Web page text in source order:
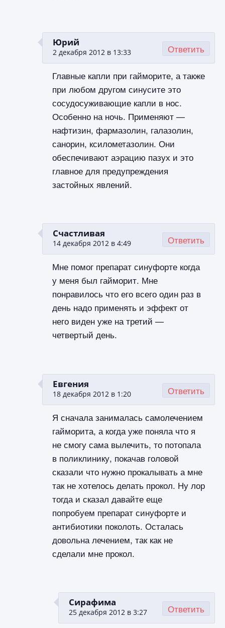
Юрий
2 декабря 2012 в 13:33
Главные капли при гайморите, а также
при любом другом синусите это
сосудосуживающие капли в нос.
Особенно на ночь. Применяют —
нафтизин, фармазолин, галазолин,
санорин, ксилометазолин. Они
обеспечивают аэрацию пазух и это
главное для предупреждения
застойных явлений.
Ответить
Счастливая
14 декабря 2012 в 4:49
Мне помог препарат синуфорте когда
у меня был гайморит. Мне
понравилось что его всего один раз в
день надо применять и эффект от
него виден уже на третий —
четвертый день.
Ответить
Евгения
18 декабря 2012 в 1:20
Я сначала занималась самолечением
гайморита, а когда уже поняла что я
не смогу сама вылечить, то потопала
в поликлинику, покачав головой
сказали что нужно прокалывать а мне
так не хотелось делать прокол. Ну лор
тогда и сказал давайте еще
попробуем препарат синуфорте и
антибиотики поколоть. Осталась
довольна лечением, так как не
сделали мне прокол.
Ответить
Сирафима
25 декабря 2012 в 3:27 Ответить